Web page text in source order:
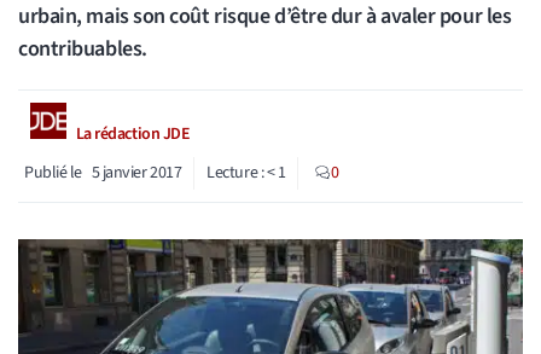
urbain, mais son coût risque d’être dur à avaler pour les
contribuables.
La rédaction JDE
Publié le 5 janvier 2017 Lecture :< 1 0